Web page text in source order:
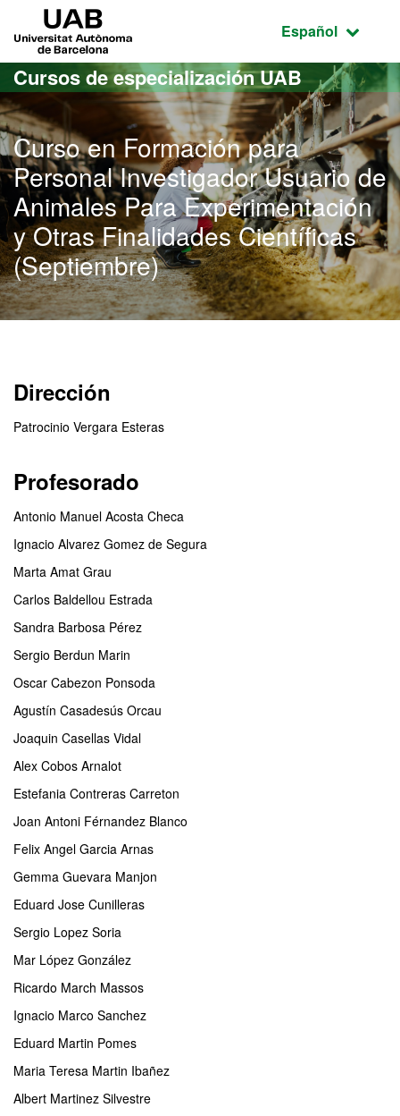
Acceso al contenido principal
Acceso a la navegación de la página
Idioma
Español
Cursos de especialización UAB
Curso en Formación para
Personal Investigador Usuario de
Animales Para Experimentación
y Otras Finalidades Científicas
(Septiembre)
Dirección
Patrocinio Vergara Esteras
Profesorado
Antonio Manuel Acosta Checa
Ignacio Alvarez Gomez de Segura
Marta Amat Grau
Carlos Baldellou Estrada
Sandra Barbosa Pérez
Sergio Berdun Marin
Oscar Cabezon Ponsoda
Agustín Casadesús Orcau
Joaquin Casellas Vidal
Alex Cobos Arnalot
Estefania Contreras Carreton
Joan Antoni Férnandez Blanco
Felix Angel Garcia Arnas
Gemma Guevara Manjon
Eduard Jose Cunilleras
Sergio Lopez Soria
Mar López González
Ricardo March Massos
Ignacio Marco Sanchez
Eduard Martin Pomes
Maria Teresa Martin Ibañez
Albert Martinez Silvestre